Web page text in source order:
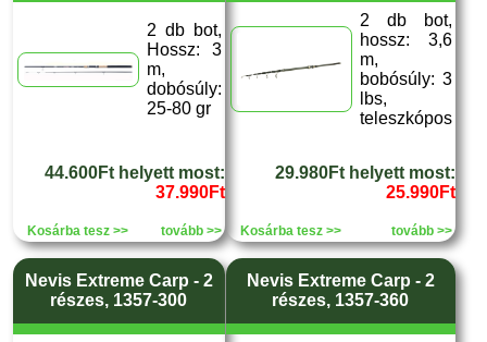
2 db bot,
Hossz: 3
m,
dobósúly:
25-80 gr
44.600Ft helyett most:
37.990Ft
Kosárba tesz >> tovább >>
2 db bot,
hossz: 3,6
m,
bobósúly: 3
lbs,
teleszkópos
29.980Ft helyett most:
25.990Ft
Kosárba tesz >> tovább >>
Nevis Extreme Carp - 2
részes, 1357-300
Nevis Extreme Carp - 2
részes, 1357-360